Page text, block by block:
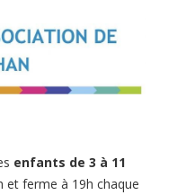
enfants de 3 à 11
et ferme à 19h chaque